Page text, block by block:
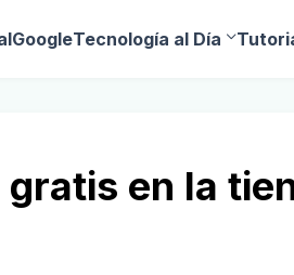
GoogleTecnología al Día
gratis en la